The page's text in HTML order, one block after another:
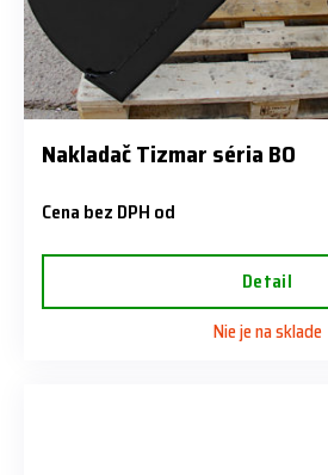
Nakladač Tizmar séria BO
Cena bez DPH od
Detail
Nie je na sklade